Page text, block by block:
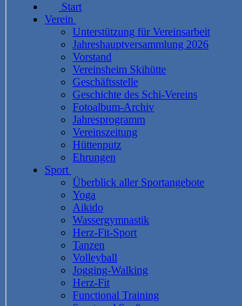
Start
Verein
Unterstützung für Vereinsarbeit
Jahreshauptversammlung 2026
Vorstand
Vereinsheim Skihütte
Geschäftsstelle
Geschichte des Schi-Vereins
Fotoalbum-Archiv
Jahresprogramm
Vereinszeitung
Hüttenputz
Ehrungen
Sport
Überblick aller Sportangebote
Yoga
Aikido
Wassergymnastik
Herz-Fit-Sport
Tanzen
Volleyball
Jogging-Walking
Herz-Fit
Functional Training